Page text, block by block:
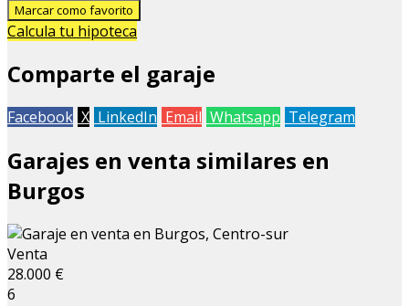
Marcar como favorito
Calcula tu hipoteca
Comparte el garaje
Facebook X LinkedIn Email Whatsapp Telegram
Garajes en venta similares en
Burgos
Venta
28.000 €
6